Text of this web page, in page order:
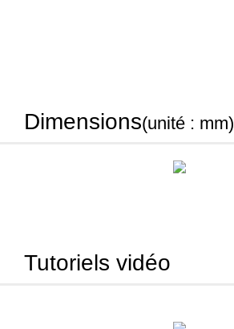
Dimensions(unité : mm)
Tutoriels vidéo